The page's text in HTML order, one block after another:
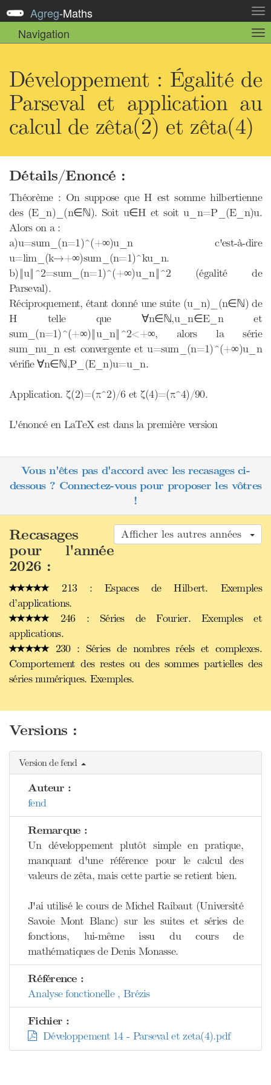
la
Agreg-Maths
Navigation
la
Développement : Égalité de
Parseval et application au
calcul de zêta(2) et zêta(4)
Détails/Enoncé :
Théorème : On suppose que H est somme hilbertienne
des (E_n)_(n∈ℕ). Soit u∈H et soit u_n=P_(E_n)u.
Alors on a :
a)u=sum_(n=1)^(+∞)u_n c'est-à-dire
u=lim_(k→+∞)sum_(n=1)^ku_n.
b)‖u‖^2=sum_(n=1)^(+∞)​u_n‖^2 (égalité de
Parseval).
Réciproquement, étant donné une suite (u_n)_(n∈ℕ) de
H telle que ∀n∈ℕ,u_n∈E_n et
sum_(n=1)^(+∞)‖u_n‖^2<+∞, alors la série
sum_nu_n est convergente et u=sum_(n=1)^(+∞)u_n
vérifie ∀n∈ℕ,P_(E_n)u=u_n.
Application. ζ(2)=(π^2)/6 et ζ(4)=(π^4)/90.
L'énoncé en LaTeX est dans la première version
Vous n'êtes pas d'accord avec les recasages ci-
dessous ? Connectez-vous pour proposer les vôtres
!
Afficher les autres années
Recasages
pour l'année
2026 :
213 : Espaces de Hilbert. Exemples
d’applications.
246 : Séries de Fourier. Exemples et
applications.
230 : Séries de nombres réels et complexes.
Comportement des restes ou des sommes partielles des
séries numériques. Exemples.
Versions :
Version de fend
Auteur :
fend
Remarque :
Un développement plutôt simple en pratique,
manquant d'une référence pour le calcul des
valeurs de zêta, mais cette partie se retient bien.
J'ai utilisé le cours de Michel Raibaut (Université
Savoie Mont Blanc) sur les suites et séries de
fonctions, lui-même issu du cours de
mathématiques de Denis Monasse.
Référence :
Analyse fonctionelle , Brézis
Fichier :
Développement 14 - Parseval et zeta(4).pdf